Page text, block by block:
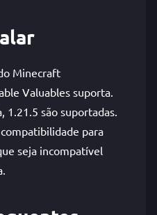
Minecraft
Valuables suporta.
1.21.5 são suportadas.
para
seja incompatível